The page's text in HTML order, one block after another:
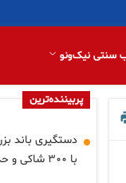
سنتی نیک‌ونو
پربیننده‌ترین
دستگیری باند
با ۳۰۰ شاکی و حدود ۴…